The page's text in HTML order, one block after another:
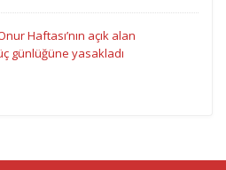
Haftası’nın açık alan
günlüğüne yasakladı